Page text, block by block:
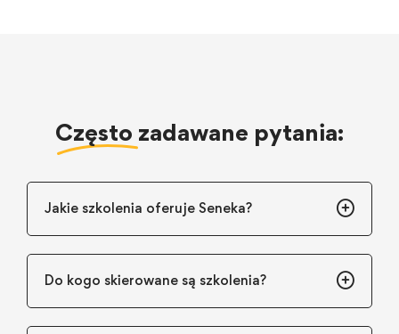
Często zadawane pytania:
Jakie szkolenia oferuje Seneka?
Do kogo skierowane są szkolenia?